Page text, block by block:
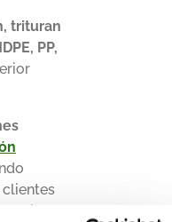
trituran
PP,
residuos